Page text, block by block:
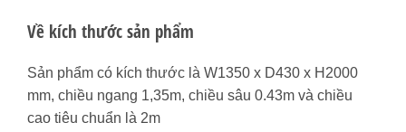
Về kích thước sản phẩm
Sản phẩm có kích thước là W1350 x D430 x H2000
mm, chiều ngang 1,35m, chiều sâu 0.43m và chiều
cao tiêu chuẩn là 2m